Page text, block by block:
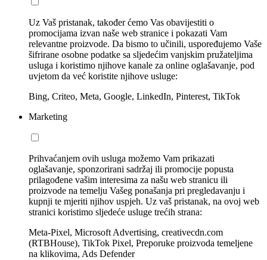
Uz Vaš pristanak, također ćemo Vas obavijestiti o
promocijama izvan naše web stranice i pokazati Vam
relevantne proizvode. Da bismo to učinili, uspoređujemo Vaše
šifrirane osobne podatke sa sljedećim vanjskim pružateljima
usluga i koristimo njihove kanale za online oglašavanje, pod
uvjetom da već koristite njihove usluge:
Bing, Criteo, Meta, Google, LinkedIn, Pinterest, TikTok
Marketing
Prihvaćanjem ovih usluga možemo Vam prikazati
oglašavanje, sponzorirani sadržaj ili promocije popusta
prilagođene vašim interesima za našu web stranicu ili
proizvode na temelju Vašeg ponašanja pri pregledavanju i
kupnji te mjeriti njihov uspjeh. Uz vaš pristanak, na ovoj web
stranici koristimo sljedeće usluge trećih strana:
Meta-Pixel, Microsoft Advertising, creativecdn.com
(RTBHouse), TikTok Pixel, Preporuke proizvoda temeljene
na klikovima, Ads Defender